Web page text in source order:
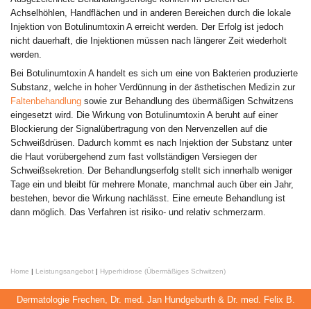
Achselhöhlen, Handflächen und in anderen Bereichen durch die lokale
Injektion von Botulinumtoxin A erreicht werden. Der Erfolg ist jedoch
nicht dauerhaft, die Injektionen müssen nach längerer Zeit wiederholt
werden.
Bei Botulinumtoxin A handelt es sich um eine von Bakterien produzierte
Substanz, welche in hoher Verdünnung in der ästhetischen Medizin zur
Faltenbehandlung sowie zur Behandlung des übermäßigen Schwitzens
eingesetzt wird. Die Wirkung von Botulinumtoxin A beruht auf einer
Blockierung der Signalübertragung von den Nervenzellen auf die
Schweißdrüsen. Dadurch kommt es nach Injektion der Substanz unter
die Haut vorübergehend zum fast vollständigen Versiegen der
Schweißsekretion. Der Behandlungserfolg stellt sich innerhalb weniger
Tage ein und bleibt für mehrere Monate, manchmal auch über ein Jahr,
bestehen, bevor die Wirkung nachlässt. Eine erneute Behandlung ist
dann möglich. Das Verfahren ist risiko- und relativ schmerzarm.
Home | Leistungsangebot | Hyperhidrose (Übermäßiges Schwitzen)
Dermatologie Frechen, Dr. med. Jan Hundgeburth & Dr. med. Felix B.